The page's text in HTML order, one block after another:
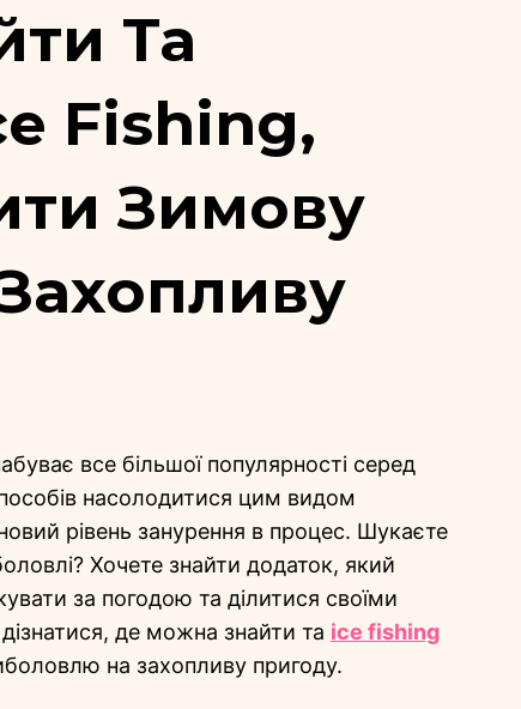
Та
Fishing,
Зимову
все більшої популярності серед
насолодитися цим видом
рівень занурення в процес. Шукаєте
Хочете знайти додаток, який
за погодою та ділитися своїми
де можна знайти та ice fishing
на захопливу пригоду.